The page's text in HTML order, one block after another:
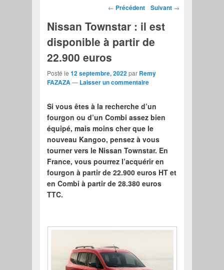
Navigation des articles
← Précédent Suivant →
Nissan Townstar : il est
disponible à partir de
22.900 euros
Posté le12 septembre, 2022par Remy
FAZAZA— Laisser un commentaire
Si vous êtes à la recherche d’un
fourgon ou d’un Combi assez bien
équipé, mais moins cher que le
nouveau Kangoo, pensez à vous
tourner vers le Nissan Townstar. En
France, vous pourrez l’acquérir en
fourgon à partir de 22.900 euros HT et
en Combi à partir de 28.380 euros
TTC.